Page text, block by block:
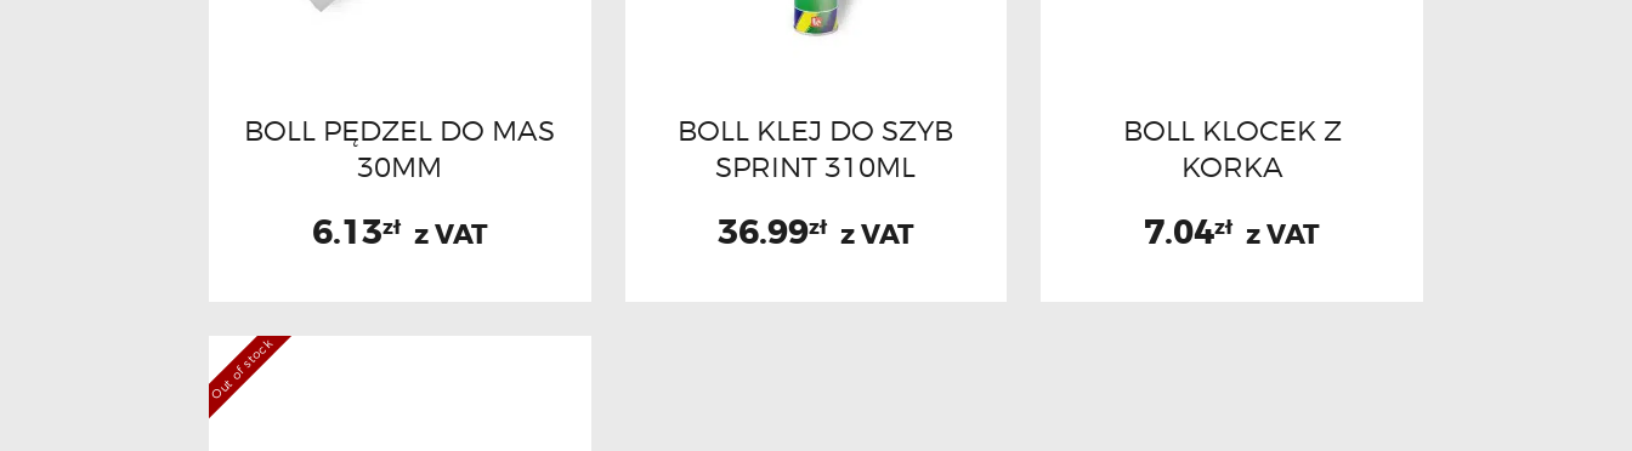
BOLL PĘDZEL DO MAS
30MM
6.13zł z VAT
BOLL KLEJ DO SZYB
SPRINT 310ML
36.99zł z VAT
BOLL KLOCEK Z
KORKA
7.04zł z VAT
Out of stock